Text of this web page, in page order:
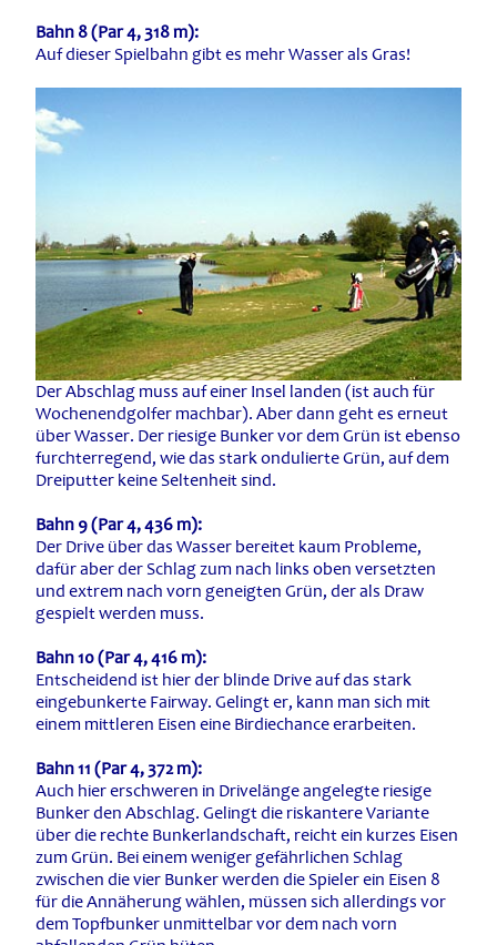
Bahn 8 (Par 4, 318 m):
Auf dieser Spielbahn gibt es mehr Wasser als Gras!
Der Abschlag muss auf einer Insel landen (ist auch für
Wochenendgolfer machbar). Aber dann geht es erneut
über Wasser. Der riesige Bunker vor dem Grün ist ebenso
furchterregend, wie das stark ondulierte Grün, auf dem
Dreiputter keine Seltenheit sind.
Bahn 9 (Par 4, 436 m):
Der Drive über das Wasser bereitet kaum Probleme,
dafür aber der Schlag zum nach links oben versetzten
und extrem nach vorn geneigten Grün, der als Draw
gespielt werden muss.
Bahn 10 (Par 4, 416 m):
Entscheidend ist hier der blinde Drive auf das stark
eingebunkerte Fairway. Gelingt er, kann man sich mit
einem mittleren Eisen eine Birdiechance erarbeiten.
Bahn 11 (Par 4, 372 m):
Auch hier erschweren in Drivelänge angelegte riesige
Bunker den Abschlag. Gelingt die riskantere Variante
über die rechte Bunkerlandschaft, reicht ein kurzes Eisen
zum Grün. Bei einem weniger gefährlichen Schlag
zwischen die vier Bunker werden die Spieler ein Eisen 8
für die Annäherung wählen, müssen sich allerdings vor
dem Topfbunker unmittelbar vor dem nach vorn